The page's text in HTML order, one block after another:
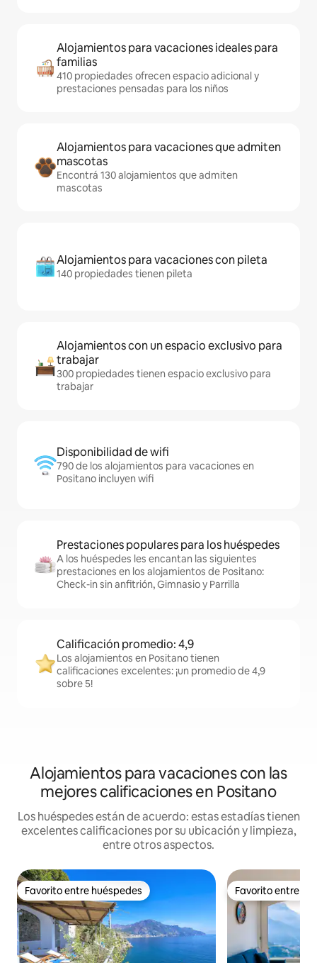
Alojamientos para vacaciones ideales para
familias
410 propiedades ofrecen espacio adicional y
prestaciones pensadas para los niños
Alojamientos para vacaciones que admiten
mascotas
Encontrá 130 alojamientos que admiten
mascotas
Alojamientos para vacaciones con pileta
140 propiedades tienen pileta
Alojamientos con un espacio exclusivo para
trabajar
300 propiedades tienen espacio exclusivo para
trabajar
Disponibilidad de wifi
790 de los alojamientos para vacaciones en
Positano incluyen wifi
Prestaciones populares para los huéspedes
A los huéspedes les encantan las siguientes
prestaciones en los alojamientos de Positano:
Check-in sin anfitrión, Gimnasio y Parrilla
Calificación promedio: 4,9
Los alojamientos en Positano tienen
calificaciones excelentes: ¡un promedio de 4,9
sobre 5!
Alojamientos para vacaciones con las
mejores calificaciones en Positano
Los huéspedes están de acuerdo: estas estadías tienen
excelentes calificaciones por su ubicación y limpieza,
entre otros aspectos.
Favorito entre huéspedes
Favorito entre huéspedes Favorito entre
Favorito entre